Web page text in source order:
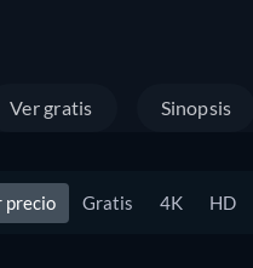
Ver gratis Sinopsis
precio Gratis 4K HD